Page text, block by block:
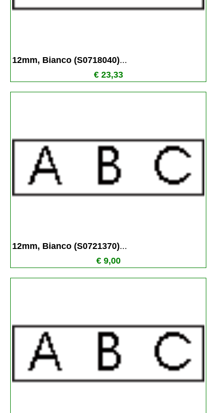
12mm, Bianco (S0718040)...
€ 23,33
12mm, Bianco (S0721370)...
€ 9,00